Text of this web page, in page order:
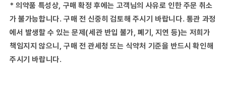
* 의약품 특성상, 구매 확정 후에는 고객님의 사유로 인한 주문 취소
가 불가능합니다. 구매 전 신중히 검토해 주시기 바랍니다. 통관 과정
에서 발생할 수 있는 문제(세관 반입 불가, 폐기, 지연 등)는 저희가
책임지지 않으니, 구매 전 관세청 또는 식약처 기준을 반드시 확인해
주시기 바랍니다.